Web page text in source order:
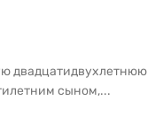
двадцатидвухлетнюю
сыном,...